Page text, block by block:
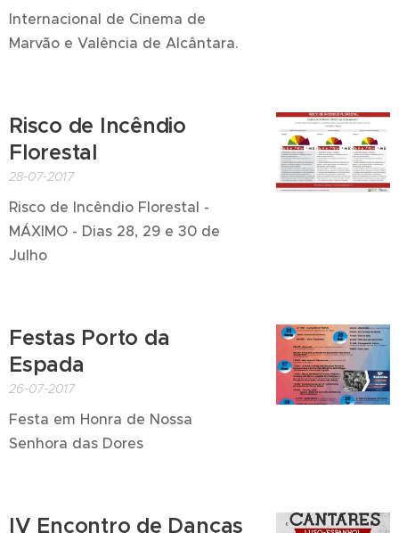
Internacional de Cinema de
Marvão e Valência de Alcântara.
Risco de Incêndio
Florestal
28-07-2017
Risco de Incêndio Florestal -
MÁXIMO - Dias 28, 29 e 30 de
Julho
Festas Porto da
Espada
26-07-2017
Festa em Honra de Nossa
Senhora das Dores
IV Encontro de Danças